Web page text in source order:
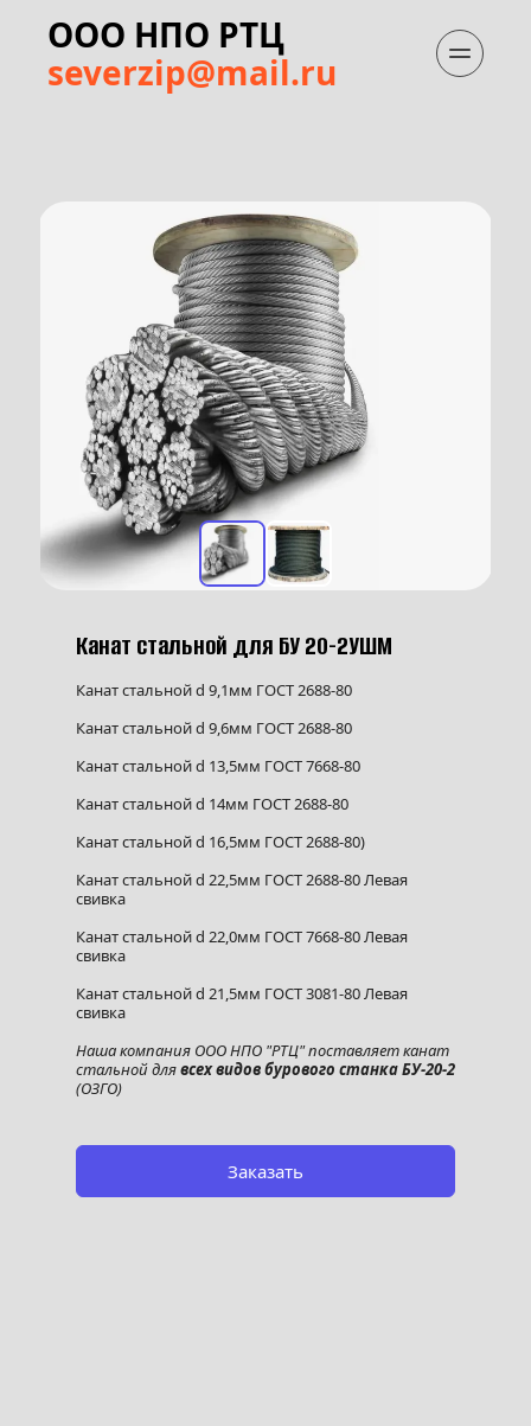
ООО НПО РТЦ
severzip@mail.ru
Канат стальной для БУ 20-2УШМ
Канат стальной d 9,1мм ГОСТ 2688-80
Канат стальной d 9,6мм ГОСТ 2688-80
Канат стальной d 13,5мм ГОСТ 7668-80
Канат стальной d 14мм ГОСТ 2688-80
Канат стальной d 16,5мм ГОСТ 2688-80)
Канат стальной d 22,5мм ГОСТ 2688-80 Левая
свивка
Канат стальной d 22,0мм ГОСТ 7668-80 Левая
свивка
Канат стальной d 21,5мм ГОСТ 3081-80 Левая
свивка
Наша компания ООО НПО "РТЦ" поставляет канат
стальной для всех видов бурового станка БУ-20-2
(ОЗГО)
Заказать